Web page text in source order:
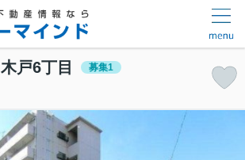
戸6丁目 募集1